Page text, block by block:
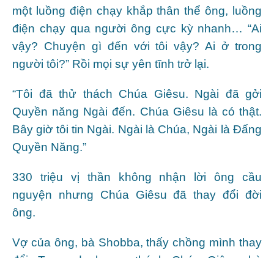
một luồng điện chạy khắp thân thể ông, luồng
điện chạy qua người ông cực kỳ nhanh… “Ai
vậy? Chuyện gì đến với tôi vậy? Ai ở trong
người tôi?” Rồi mọi sự yên tĩnh trở lại.
“Tôi đã thử thách Chúa Giêsu. Ngài đã gởi
Quyền năng Ngài đến. Chúa Giêsu là có thật.
Bây giờ tôi tin Ngài. Ngài là Chúa, Ngài là Đấng
Quyền Năng.”
330 triệu vị thần không nhận lời ông cầu
nguyện nhưng Chúa Giêsu đã thay đổi đời
ông.
Vợ của ông, bà Shobba, thấy chồng mình thay